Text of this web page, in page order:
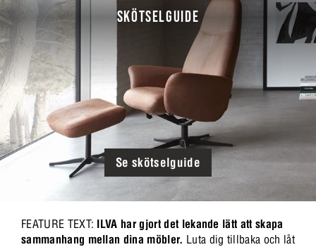
SKÖTSELGUIDE
Se skötselguide
FEATURE TEXT: ILVA har gjort det lekande lätt att skapa
sammanhang mellan dina möbler. Luta dig tillbaka och låt